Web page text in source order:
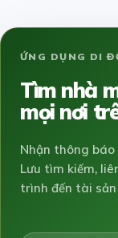
ỨNG DỤNG DI
Tìm nhà
mọi nơi
Nhận thông
Lưu tìm kiếm,
trình đến tài